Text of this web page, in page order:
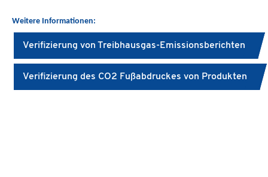
Weitere Informationen:
Verifizierung von Treibhausgas-Emissionsberichten
Verifizierung des CO2 Fußabdruckes von Produkten